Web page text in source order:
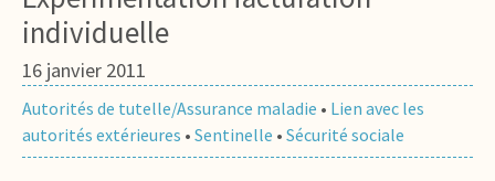
individuelle
16 janvier 2011
Autorités de tutelle/Assurance maladie • Lien avec les
autorités extérieures • Sentinelle • Sécurité sociale